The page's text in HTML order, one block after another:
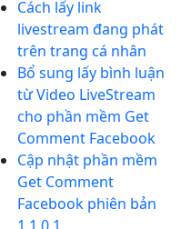
Cách lấy link
livestream đang phát
trên trang cá nhân
Bổ sung lấy bình luận
từ Video LiveStream
cho phần mềm Get
Comment Facebook
Cập nhật phần mềm
Get Comment
Facebook phiên bản
1.1.0.1